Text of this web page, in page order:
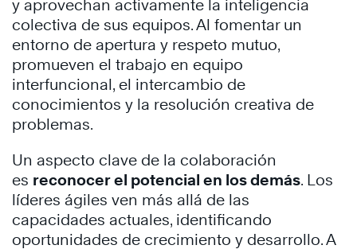
y aprovechan activamente la inteligencia
colectiva de sus equipos. Al fomentar un
entorno de apertura y respeto mutuo,
promueven el trabajo en equipo
interfuncional, el intercambio de
conocimientos y la resolución creativa de
problemas.
Un aspecto clave de la colaboración
es reconocer el potencial en los demás. Los
líderes ágiles ven más allá de las
capacidades actuales, identificando
oportunidades de crecimiento y desarrollo. A